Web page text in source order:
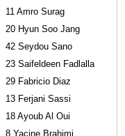
11 Amro Surag
20 Hyun Soo Jang
42 Seydou Sano
23 Saifeldeen Fadlalla
29 Fabricio Diaz
13 Ferjani Sassi
18 Ayoub Al Oui
8 Yacine Brahimi